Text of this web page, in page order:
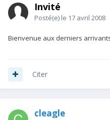
Invité
Posté(e) le 17 avril 2008
Bienvenue aux derniers
Citer
cleagle